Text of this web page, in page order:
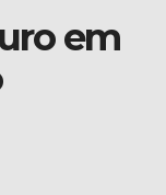
em